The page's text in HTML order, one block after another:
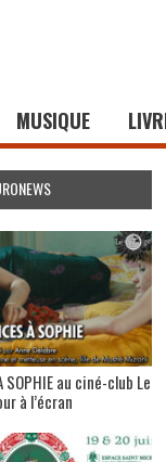
MUSIQUE
SOPHIE au ciné-club Le
à l’écran